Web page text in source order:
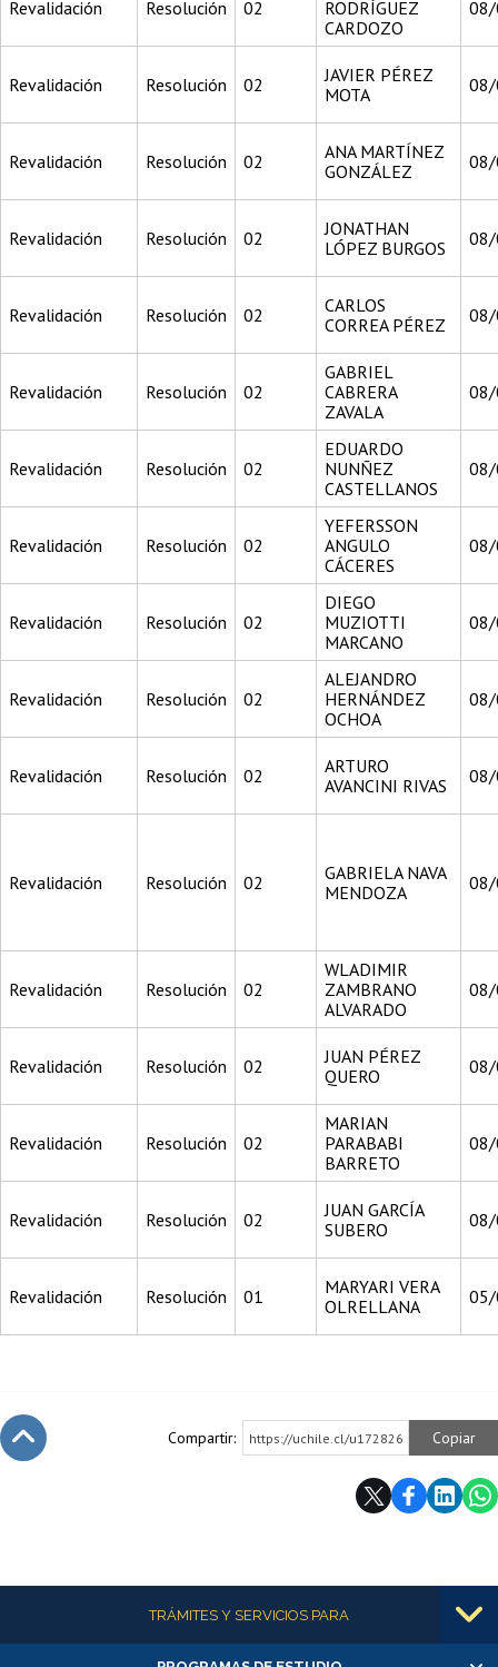
Revalidación Resolución 02
RODRÍGUEZ
CARDOZO
Revalidación Resolución 02
JAVIER PÉREZ
MOTA
Revalidación Resolución 02
ANA MARTÍNEZ
GONZÁLEZ
Revalidación Resolución 02
JONATHAN
LÓPEZ BURGOS
Revalidación Resolución 02
CARLOS
CORREA PÉREZ
Revalidación Resolución 02
GABRIEL
CABRERA
ZAVALA
Revalidación Resolución 02
EDUARDO
NUNÑEZ
CASTELLANOS
Revalidación Resolución 02
YEFERSSON
ANGULO
CÁCERES
Revalidación Resolución 02
DIEGO
MUZIOTTI
MARCANO
Revalidación Resolución 02
ALEJANDRO
HERNÁNDEZ
OCHOA
Revalidación Resolución 02
ARTURO
AVANCINI RIVAS
Revalidación Resolución 02
GABRIELA NAVA
MENDOZA
Revalidación Resolución 02
WLADIMIR
ZAMBRANO
ALVARADO
Revalidación Resolución 02
JUAN PÉREZ
QUERO
Revalidación Resolución 02
MARIAN
PARABABI
BARRETO
Revalidación Resolución 02
JUAN GARCÍA
SUBERO
Revalidación Resolución 01
MARYARI VERA
OLRELLANA
Compartir: https://uchile.cl/u172826 Copiar
Más informaciónTRÁMITES Y SERVICIOS PARA